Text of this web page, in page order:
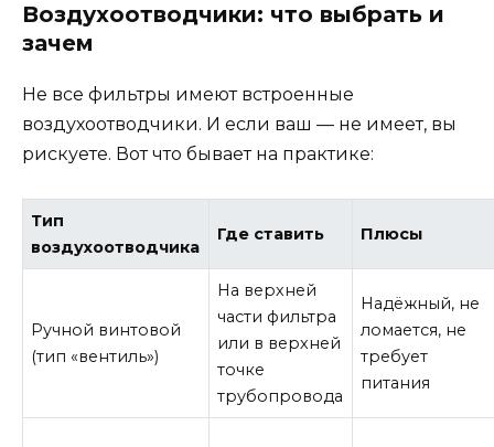
Воздухоотводчики: что выбрать и
зачем
Не все фильтры имеют встроенные
воздухоотводчики. И если ваш — не имеет, вы
рискуете. Вот что бывает на практике:
Тип
воздухоотводчика
Где ставить Плюсы
Ручной винтовой
(тип «вентиль»)
На верхней
части фильтра
или в верхней
точке
трубопровода
Надёжный, не
ломается, не
требует
питания